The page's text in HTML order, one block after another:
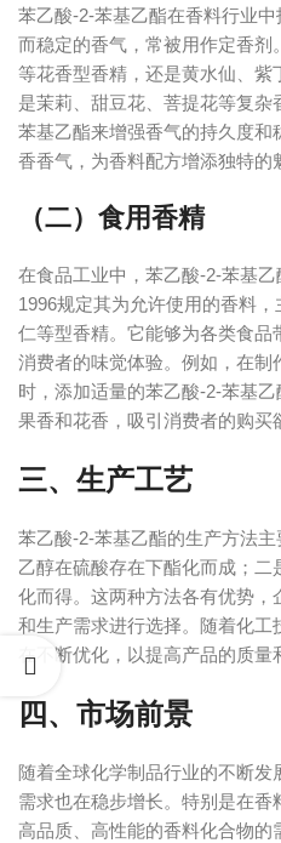
苯乙酸-2-苯基乙酯在香料行业
而稳定的香气，常被用作定香剂
等花香型香精，还是黄水仙、
是茉莉、甜豆花、菩提花等复
苯基乙酯来增强香气的持久度和
香香气，为香料配方增添独特的
（二）食用香精
在食品工业中，苯乙酸-2-苯基
1996规定其为允许使用的香料
仁等型香精。它能够为各类食
消费者的味觉体验。例如，在制
时，添加适量的苯乙酸-2-苯基
果香和花香，吸引消费者的购买
三、生产工艺
苯乙酸-2-苯基乙酯的生产方法
乙醇在硫酸存在下酯化而成；
化而得。这两种方法各有优势
和生产需求进行选择。随着化
在不断优化，以提高产品的质量
四、市场前景
随着全球化学制品行业的不断
需求也在稳步增长。特别是在
高品质、高性能的香料化合物